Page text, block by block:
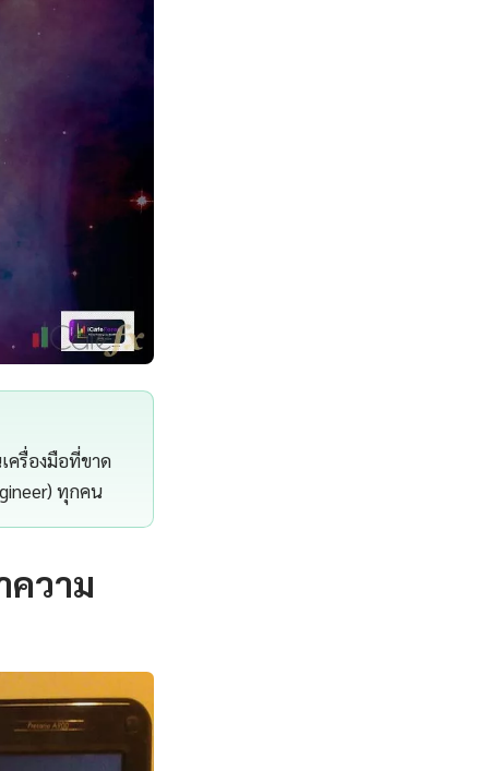
ครื่องมือที่ขาด
ทุกคน
ความ